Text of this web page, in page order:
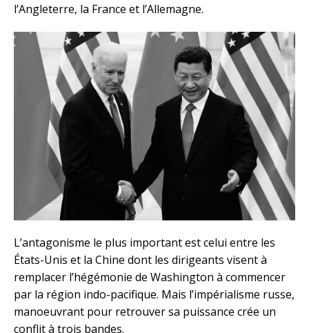
l’Angleterre, la France et l’Allemagne.
L’antagonisme le plus important est celui entre les
États-Unis et la Chine dont les dirigeants visent à
remplacer l’hégémonie de Washington à commencer
par la région indo-pacifique. Mais l’impérialisme russe,
manoeuvrant pour retrouver sa puissance crée un
conflit à trois bandes.